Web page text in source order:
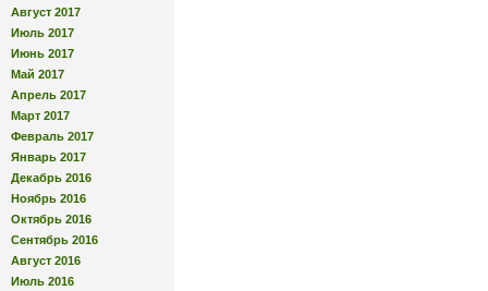
Август 2017
Июль 2017
Июнь 2017
Май 2017
Апрель 2017
Март 2017
Февраль 2017
Январь 2017
Декабрь 2016
Ноябрь 2016
Октябрь 2016
Сентябрь 2016
Август 2016
Июль 2016